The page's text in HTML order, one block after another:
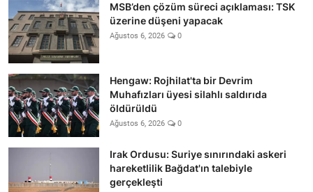
MSB’den çözüm süreci açıklaması: TSK
üzerine düşeni yapacak
Ağustos 6, 2026 0
Hengaw: Rojhilat'ta bir Devrim
Muhafızları üyesi silahlı saldırıda
öldürüldü
Ağustos 6, 2026 0
Irak Ordusu: Suriye sınırındaki askeri
hareketlilik Bağdat'ın talebiyle
gerçekleşti